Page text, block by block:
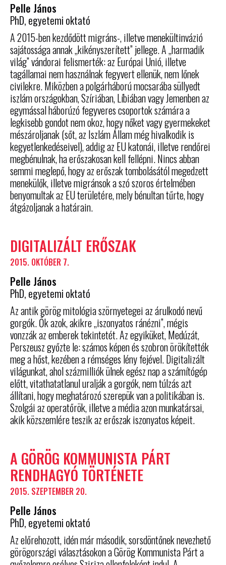
Pelle János
PhD, egyetemi oktató
A 2015-ben kezdődött migráns-, illetve menekültinvázió
sajátossága annak „kikényszerített” jellege. A „harmadik
világ” vándorai felismerték: az Európai Unió, illetve
tagállamai nem használnak fegyvert ellenük, nem lőnek
civilekre. Miközben a polgárháború mocsarába süllyedt
iszlám országokban, Szíriában, Líbiában vagy Jemenben az
egymással háborúzó fegyveres csoportok számára a
legkisebb gondot nem okoz, hogy nőket vagy gyermekeket
mészároljanak (sőt, az Iszlám Állam még hivalkodik is
kegyetlenkedéseivel), addig az EU katonái, illetve rendőrei
megbénulnak, ha erőszakosan kell fellépni. Nincs abban
semmi meglepő, hogy az erőszak tombolásától megedzett
menekülők, illetve migránsok a szó szoros értelmében
benyomultak az EU területére, mely bénultan tűrte, hogy
átgázoljanak a határain.
DIGITALIZÁLT ERŐSZAK
2015. OKTÓBER 7.
Pelle János
PhD, egyetemi oktató
Az antik görög mitológia szörnyetegei az árulkodó nevű
gorgók. Ők azok, akikre „iszonyatos ránézni”, mégis
vonzzák az emberek tekintetét. Az egyiküket, Medúzát,
Perszeusz győzte le: számos képen és szobron örökítették
meg a hőst, kezében a rémséges lény fejével. Digitalizált
világunkat, ahol százmilliók ülnek egész nap a számítógép
előtt, vitathatatlanul uralják a gorgók, nem túlzás azt
állítani, hogy meghatározó szerepük van a politikában is.
Szolgái az operatőrök, illetve a média azon munkatársai,
akik közszemlére teszik az erőszak iszonyatos képeit.
A GÖRÖG KOMMUNISTA PÁRT
RENDHAGYÓ TÖRTÉNETE
2015. SZEPTEMBER 20.
Pelle János
PhD, egyetemi oktató
Az előrehozott, idén már második, sorsdöntőnek nevezhető
görögországi választásokon a Görög Kommunista Párt a